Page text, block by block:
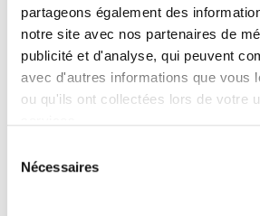
partageons également des
notre site avec nos partenaires de
publicité et d'analyse, qui peuvent
avec d'autres informations que vous
ou qu'ils ont collectées lors de votre
Nécessaires
L’Innovespace Saint-Denis, visible
situé à proximité de l’A1, bénéficie
desserte routière. Il est également
directement par les transports en
ligne 13 du métro (station
400 mètres) et par le RER D
Innovespace : une offre